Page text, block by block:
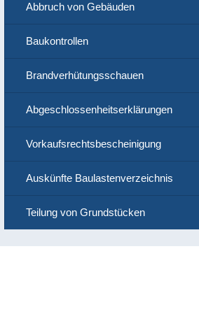
Abbruch von Gebäuden
Baukontrollen
Brandverhütungsschauen
Abgeschlossenheitserklärungen
Vorkaufsrechtsbescheinigung
Auskünfte Baulastenverzeichnis
Teilung von Grundstücken